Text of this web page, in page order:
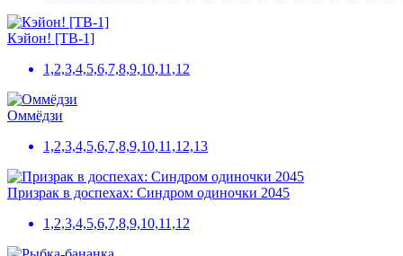
Кэйон! [ТВ-1]
1,2,3,4,5,6,7,8,9,10,11,12
Оммёдзи
1,2,3,4,5,6,7,8,9,10,11,12,13
Призрак в доспехах: Синдром одиночки 2045
1,2,3,4,5,6,7,8,9,10,11,12